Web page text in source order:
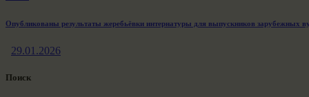
Опубликованы результаты жеребьёвки интернатуры для выпускников зарубежных
29.01.2026
Поиск